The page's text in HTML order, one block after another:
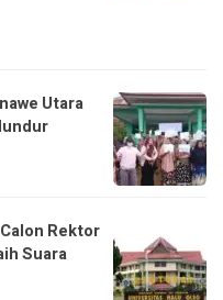
Utara
Rektor
Suara